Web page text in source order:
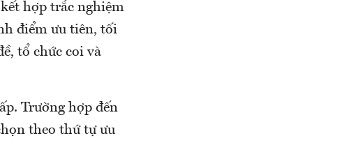
hợp trắc nghiệm
điểm ưu tiên, tối
tổ chức coi và
Trường hợp đến
theo thứ tự ưu